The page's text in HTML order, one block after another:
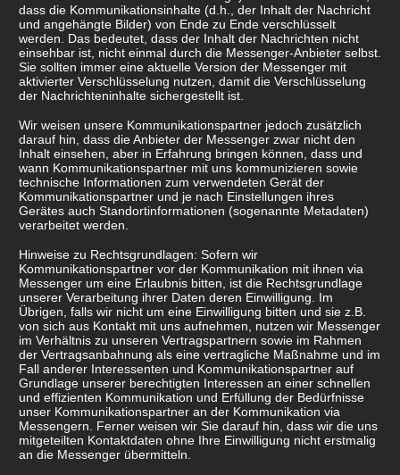
dass die Kommunikationsinhalte (d.h., der Inhalt der Nachricht
und angehängte Bilder) von Ende zu Ende verschlüsselt
werden. Das bedeutet, dass der Inhalt der Nachrichten nicht
einsehbar ist, nicht einmal durch die Messenger-Anbieter selbst.
Sie sollten immer eine aktuelle Version der Messenger mit
aktivierter Verschlüsselung nutzen, damit die Verschlüsselung
der Nachrichteninhalte sichergestellt ist.
Wir weisen unsere Kommunikationspartner jedoch zusätzlich
darauf hin, dass die Anbieter der Messenger zwar nicht den
Inhalt einsehen, aber in Erfahrung bringen können, dass und
wann Kommunikationspartner mit uns kommunizieren sowie
technische Informationen zum verwendeten Gerät der
Kommunikationspartner und je nach Einstellungen ihres
Gerätes auch Standortinformationen (sogenannte Metadaten)
verarbeitet werden.
Hinweise zu Rechtsgrundlagen: Sofern wir
Kommunikationspartner vor der Kommunikation mit ihnen via
Messenger um eine Erlaubnis bitten, ist die Rechtsgrundlage
unserer Verarbeitung ihrer Daten deren Einwilligung. Im
Übrigen, falls wir nicht um eine Einwilligung bitten und sie z.B.
von sich aus Kontakt mit uns aufnehmen, nutzen wir Messenger
im Verhältnis zu unseren Vertragspartnern sowie im Rahmen
der Vertragsanbahnung als eine vertragliche Maßnahme und im
Fall anderer Interessenten und Kommunikationspartner auf
Grundlage unserer berechtigten Interessen an einer schnellen
und effizienten Kommunikation und Erfüllung der Bedürfnisse
unser Kommunikationspartner an der Kommunikation via
Messengern. Ferner weisen wir Sie darauf hin, dass wir die uns
mitgeteilten Kontaktdaten ohne Ihre Einwilligung nicht erstmalig
an die Messenger übermitteln.